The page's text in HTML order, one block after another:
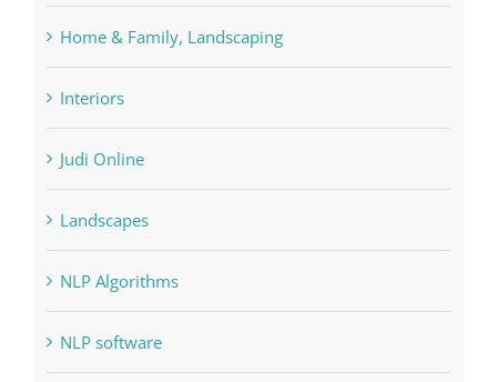
Home & Family, Landscaping
Interiors
Judi Online
Landscapes
NLP Algorithms
NLP software